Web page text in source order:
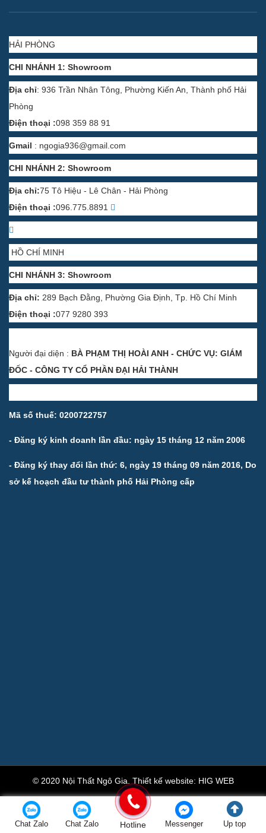
HẢI PHÒNG
CHI NHÁNH 1: Showroom
Địa chỉ: 936 Trần Nhân Tông, Phường Kiến An, Thành phố Hải
Phòng
Điện thoại :098 359 88 91
Gmail : ngogia936@gmail.com
CHI NHÁNH 2: Showroom
Địa chỉ:75 Tô Hiệu - Lê Chân - Hải Phòng
Điện thoại :096.775.8891
HỒ CHÍ MINH
CHI NHÁNH 3: Showroom
Địa chỉ: 289 Bạch Đằng, Phường Gia Định, Tp. Hồ Chí Minh
Điện thoại :077 9280 393
Người đại diện : BÀ PHẠM THỊ HOÀI ANH - CHỨC VỤ: GIÁM
ĐỐC - CÔNG TY CỔ PHẦN ĐẠI HẢI THÀNH
Mã số thuế: 0200722757
- Đăng ký kinh doanh lần đầu: ngày 15 tháng 12 năm 2006
- Đăng ký thay đổi lần thứ: 6, ngày 19 tháng 09 năm 2016, Do
sở kế hoạch đầu tư thành phố Hải Phòng cấp
© 2020 Nội Thất Ngô Gia. Thiết kế website: HIG WEB
Chat Zalo Chat Zalo Hotline Messenger Up top